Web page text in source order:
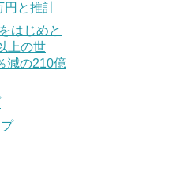
円と推計
はじめと
上の世
減の210億